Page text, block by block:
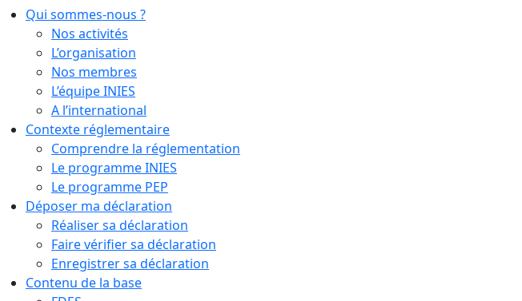
Qui sommes-nous ?
Nos activités
L’organisation
Nos membres
L’équipe INIES
A l’international
Contexte réglementaire
Comprendre la réglementation
Le programme INIES
Le programme PEP
Déposer ma déclaration
Réaliser sa déclaration
Faire vérifier sa déclaration
Enregistrer sa déclaration
Contenu de la base